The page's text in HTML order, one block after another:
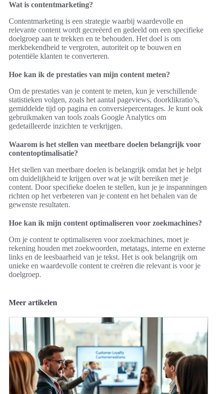
Wat is contentmarketing?
Contentmarketing is een strategie waarbij waardevolle en
relevante content wordt gecreëerd en gedeeld om een specifieke
doelgroep aan te trekken en te behouden. Het doel is om
merkbekendheid te vergroten, autoriteit op te bouwen en
potentiële klanten te converteren.
Hoe kan ik de prestaties van mijn content meten?
Om de prestaties van je content te meten, kun je verschillende
statistieken volgen, zoals het aantal pageviews, doorklikratio’s,
gemiddelde tijd op pagina en conversiepercentages. Je kunt ook
gebruikmaken van tools zoals Google Analytics om
gedetailleerde inzichten te verkrijgen.
Waarom is het stellen van meetbare doelen belangrijk voor
contentoptimalisatie?
Het stellen van meetbare doelen is belangrijk omdat het je helpt
om duidelijkheid te krijgen over wat je wilt bereiken met je
content. Door specifieke doelen te stellen, kun je je inspanningen
richten op het verbeteren van je content en het behalen van de
gewenste resultaten.
Hoe kan ik mijn content optimaliseren voor zoekmachines?
Om je content te optimaliseren voor zoekmachines, moet je
rekening houden met zoekwoorden, metatags, interne en externe
links en de leesbaarheid van je tekst. Het is ook belangrijk om
unieke en waardevolle content te creëren die relevant is voor je
doelgroep.
Meer artikelen